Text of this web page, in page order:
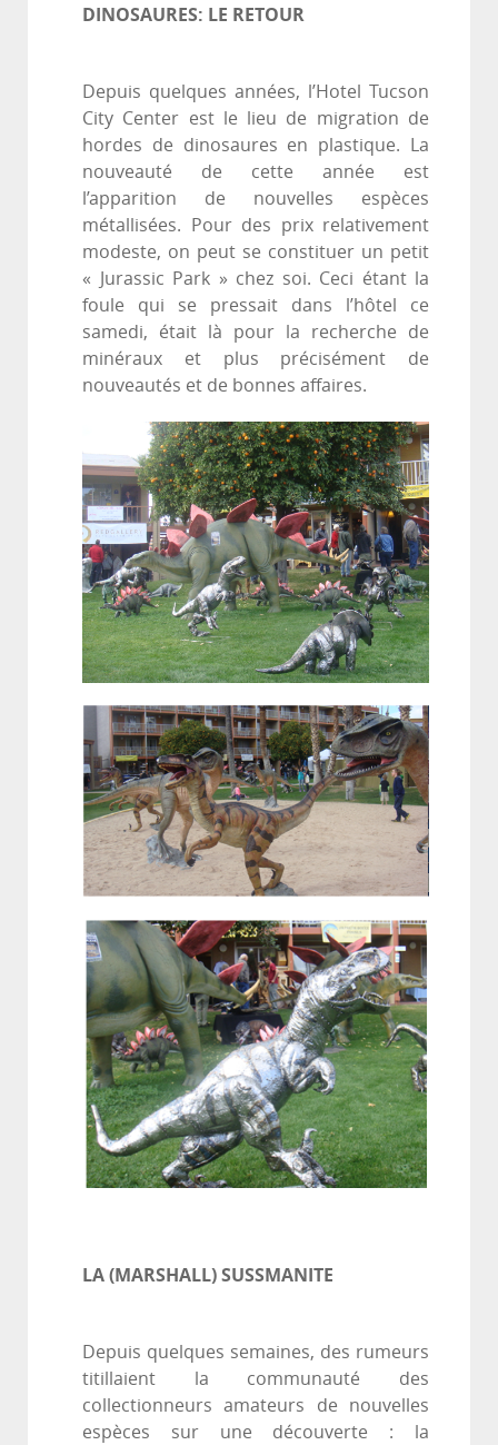
DINOSAURES: LE RETOUR
Depuis quelques années, l’Hotel Tucson
City Center est le lieu de migration de
hordes de dinosaures en plastique. La
nouveauté de cette année est
l’apparition de nouvelles espèces
métallisées. Pour des prix relativement
modeste, on peut se constituer un petit
« Jurassic Park » chez soi. Ceci étant la
foule qui se pressait dans l’hôtel ce
samedi, était là pour la recherche de
minéraux et plus précisément de
nouveautés et de bonnes affaires.
LA (MARSHALL) SUSSMANITE
Depuis quelques semaines, des rumeurs
titillaient la communauté des
collectionneurs amateurs de nouvelles
espèces sur une découverte : la